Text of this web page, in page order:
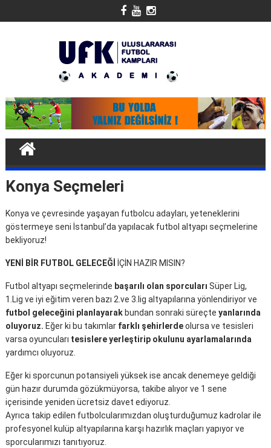
Konya Seçmeleri
Konya ve çevresinde yaşayan futbolcu adayları, yeteneklerini
göstermeye seni İstanbul’da yapılacak futbol altyapı seçmelerine
bekliyoruz!
YENİ BİR FUTBOL GELECEĞİ İÇİN HAZIR MISIN?
Futbol altyapı seçmelerinde başarılı olan sporcuları Süper Lig,
1.Lig ve iyi eğitim veren bazı 2.ve 3.lig altyapılarına yönlendiriyor ve
futbol geleceğini planlayarak bundan sonraki süreçteyanlarında
oluyoruz. Eğer ki bu takımlar farklı şehirlerdeolursa ve tesisleri
varsa oyuncuları tesislere yerleştirip okulunu ayarlamalarında
yardımcı oluyoruz.
Eğer ki sporcunun potansiyeli yüksek ise ancak denemeye geldiği
gün hazır durumda gözükmüyorsa, takibe alıyor ve 1 sene
içerisinde yeniden ücretsiz davet ediyoruz.
Ayrıca takip edilen futbolcularımızdan oluşturduğumuz kadrolar ile
profesyonel kulüp altyapılarına karşı hazırlık maçları yapıyor ve
sporcularımızı tanıtıyoruz.